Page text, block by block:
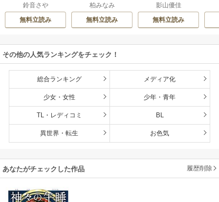
た
鈴音さや
無料立読み
私を捨てる
柏みなみ
無料立読み
影山優佳
無料立読み
その他の人気ランキングをチェック！
総合ランキング メディア化
少女・女性 少年・青年
TL・レディコミ BL
異世界・転生 お色気
あなたがチェックした作品 履歴削除